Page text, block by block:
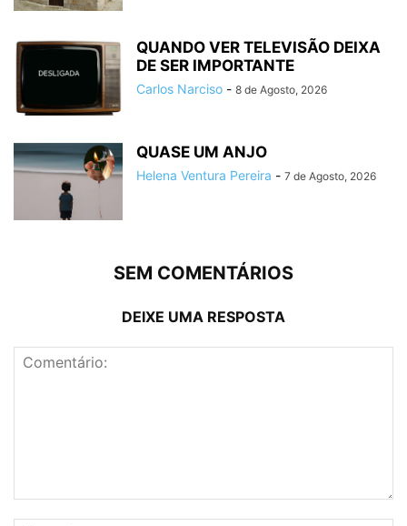
QUANDO VER TELEVISÃO DEIXA
DE SER IMPORTANTE
Carlos Narciso - 8 de Agosto, 2026
QUASE UM ANJO
Helena Ventura Pereira - 7 de Agosto, 2026
SEM COMENTÁRIOS
DEIXE UMA RESPOSTA